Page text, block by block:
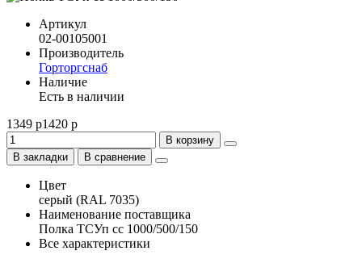
Артикул
02-00105001
Производитель
Горторгснаб
Наличие
Есть в наличии
1349 р1420 р
В корзину
В закладки
В сравнение
Цвет
серый (RAL 7035)
Наименование поставщика
Полка ТСУп сс 1000/500/150
Все характеристики